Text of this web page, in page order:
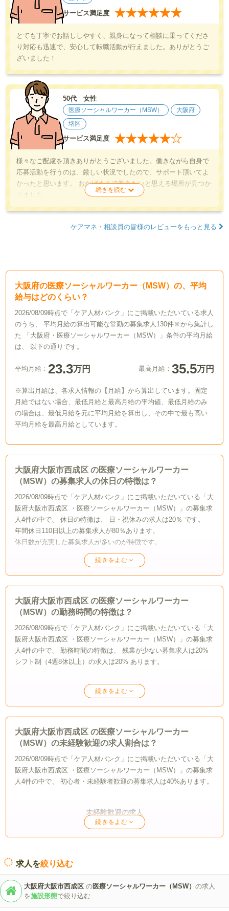
サービス満足度 ★★★★★★
とても丁寧でお話ししやすく、親身になって相談に乗ってくださ
り対応も迅速で、安心して転職活動が行えました。ありがとうご
ざいました！
50代 女性
医療ソーシャルワーカー（MSW）
大阪府
堺区
サービス満足度 ★★★★★★
様々なご配慮を頂きありがとうございました。働きながら自身で
応募活動を行うのは、厳しい状況でしたので、サポート頂いてよ
かったと思います。 おかげさまで働きたいと思える場所が見つか
ケアマネ・相談員の皆様のレビューをもっと見る
大阪府の医療ソーシャルワーカー（MSW）の、平均
給与はどのくらい？
2026/08/09時点で「ケア人材バンク」にご掲載いただいている求人
のうち、 平均月給の算出可能な常勤の募集求人130件※から集計し
た 「大阪府・医療ソーシャルワーカー（MSW）」条件の平均月給
は、 以下の通りです。
平均月給： 23.3万円 最高月給： 35.5万円
※算出月給は、各求人情報の【月給】から算出しています。固定
月給ではない場合、最低月給と最高月給の平均値、最低月給のみ
の場合は、最低月給を元に平均月給を算出し、その中で最も高い
平均月給を最高月給としています。
大阪府大阪市西成区 の医療ソーシャルワーカー
（MSW）の募集求人の休日の特徴は？
2026/08/09時点で「ケア人材バンク」にご掲載いただいている「大
阪府大阪市西成区 ・医療ソーシャルワーカー（MSW）」の募集求
人4件の中で、 休日の特徴は、 日・祝休みの求人は20％ です。
年間休日110日以上の募集求人が80％あります。
休日数が充実した募集求人が多いのが特徴です。
80%
大阪府大阪市西成区 の医療ソーシャルワーカー
（MSW）の勤務時間の特徴は？
2026/08/09時点で「ケア人材バンク」にご掲載いただいている「大
阪府大阪市西成区 ・医療ソーシャルワーカー（MSW）」の募集求
人4件の中で、 勤務時間の特徴は、 残業が少ない募集求人は20%
シフト制（4週8休以上）の求人は20% あります。
残業が少ない
20%
シフト制（4週8休以上）
20%
大阪府大阪市西成区 の医療ソーシャルワーカー
（MSW）の未経験歓迎の求人割合は？
2026/08/09時点で「ケア人材バンク」にご掲載いただいている「大
阪府大阪市西成区 ・医療ソーシャルワーカー（MSW）」の募集求
人4件の中で、 初心者・未経験者歓迎の募集求人は40%あります。
未経験歓迎の求人
求人を絞り込む
大阪府大阪市西成区の医療ソーシャルワーカー（MSW）の求人
を施設形態で絞り込む